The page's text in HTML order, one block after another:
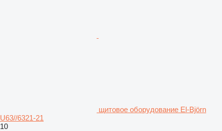
щитовое оборудование El-Björn
U63//6321-21
10